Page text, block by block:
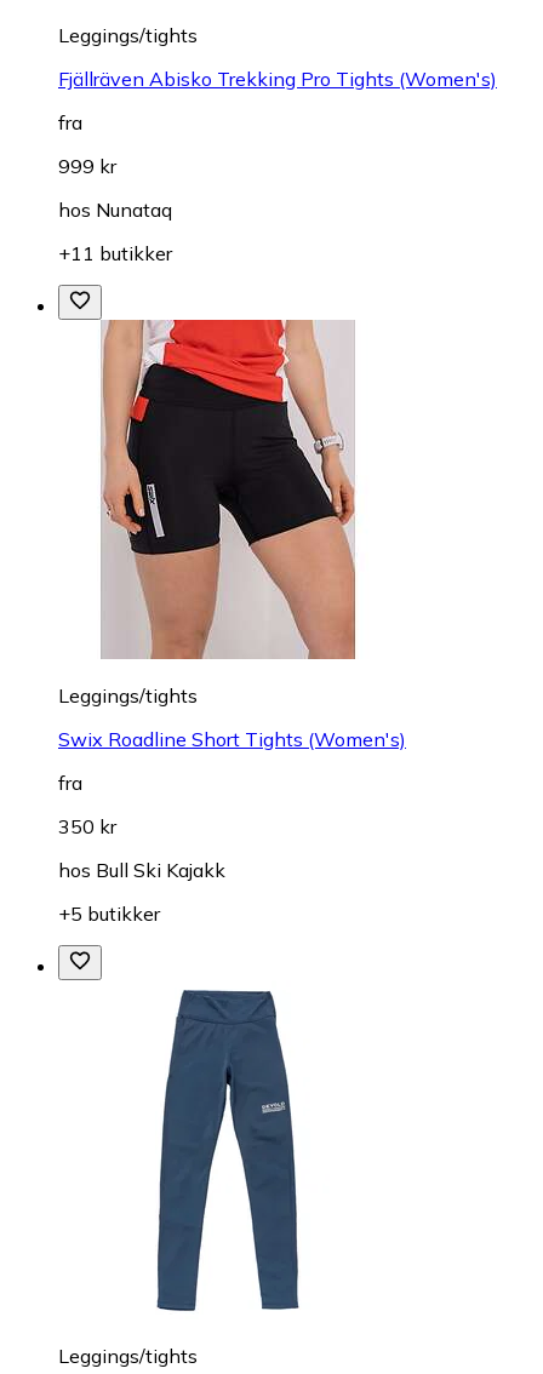
Leggings/tights
Fjällräven Abisko Trekking Pro Tights (Women's)
fra
999 kr
hos Nunataq
+11 butikker
Leggings/tights
Swix Roadline Short Tights (Women's)
fra
350 kr
hos Bull Ski Kajakk
+5 butikker
Leggings/tights